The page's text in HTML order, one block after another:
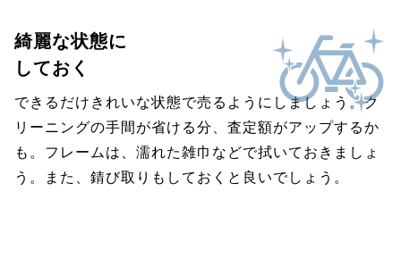
綺麗な状態に
しておく
できるだけきれいな状態で売るようにしましょう。ク
リーニングの手間が省ける分、査定額がアップするか
も。フレームは、濡れた雑巾などで拭いておきましょ
う。また、錆び取りもしておくと良いでしょう。